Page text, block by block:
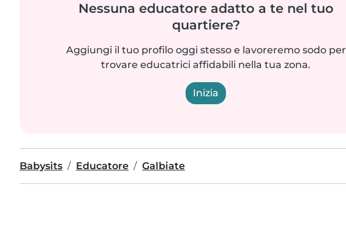
Nessuna educatore adatto a te nel tuo
quartiere?
Aggiungi il tuo profilo oggi stesso e lavoreremo sodo per
trovare educatrici affidabili nella tua zona.
Inizia
Babysits Educatore Galbiate